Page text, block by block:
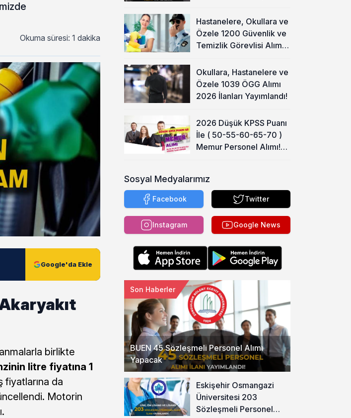
Okuma süresi: 1 dakika
Google'da Ekle
birlikte
litre fiyatına 1
fiyatlarına da
Motorin
Hastanelere, Okullara ve
Özele 1200 Güvenlik ve
Temizlik Görevlisi Alımı
Okullara, Hastanelere ve
Özele 1039 ÖGG Alımı
2026 İlanları Yayımlandı!
2026 Düşük KPSS Puanı
İle ( 50-55-60-65-70 )
Memur Personel Alımı!
Sosyal Medyalarımız
Facebook Twitter
Instagram Google News
BUEN 45 Sözleşmeli Personel Alımı
Yapacak
Son Haberler
Eskişehir Osmangazi
Üniversitesi 203
Sözleşmeli Personel